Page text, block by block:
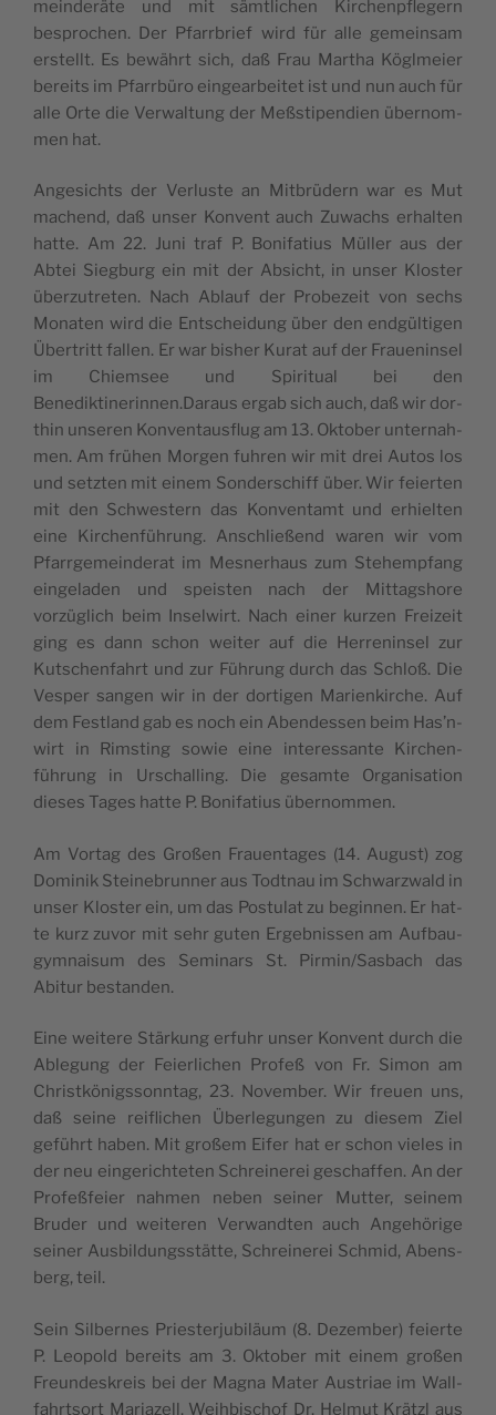
mein­deräte und mit sämtlichen Kirchenpflegern
besprochen. Der Pfar­rbrief wird für alle gemein­sam
erstellt. Es bewährt sich, daß Frau Martha Köglmeier
bere­its im Pfar­rbüro eingear­beit­et ist und nun auch für
alle Orte die Ver­wal­tung der Meßstipen­di­en über­nom­
men hat.
Angesichts der Ver­luste an Mit­brüdern war es Mut
machend, daß unser Kon­vent auch Zuwachs erhal­ten
hat­te. Am 22. Juni traf P. Boni­fatius Müller aus der
Abtei Sieg­burg ein mit der Absicht, in unser Kloster
überzutreten. Nach Ablauf der Probezeit von sechs
Monat­en wird die Entschei­dung über den endgülti­gen
Über­tritt fall­en. Er war bish­er Kurat auf der Frauenin­sel
im Chiem­see und Spir­i­tu­al bei den
Benediktinerinnen.Daraus ergab sich auch, daß wir dor­
thin unseren Kon­ven­taus­flug am 13. Okto­ber unter­nah­
men. Am frühen Mor­gen fuhren wir mit drei Autos los
und set­zten mit einem Son­der­schiff über. Wir feierten
mit den Schwest­ern das Kon­ven­tamt und erhiel­ten
eine Kirchen­führung. Anschließend waren wir vom
Pfar­rge­mein­der­at im Mes­ner­haus zum Ste­hemp­fang
ein­ge­laden und speis­ten nach der Mit­tagshore
vorzüglich beim Insel­wirt. Nach ein­er kurzen Freizeit
ging es dann schon weit­er auf die Her­renin­sel zur
Kutschen­fahrt und zur Führung durch das Schloß. Die
Ves­per san­gen wir in der dor­ti­gen Marienkirche. Auf
dem Fes­t­land gab es noch ein Aben­dessen beim Has’n­
wirt in Rim­st­ing sowie eine inter­es­sante Kirchen­
führung in Urschalling. Die gesamte Organ­i­sa­tion
dieses Tages hat­te P. Boni­fatius übernommen.
Am Vortag des Großen Frauen­t­ages (14. August) zog
Dominik Steine­brun­ner aus Todt­nau im Schwarzwald in
unser Kloster ein, um das Pos­tu­lat zu begin­nen. Er hat­
te kurz zuvor mit sehr guten Ergeb­nis­sen am Auf­bau­
gym­naisum des Sem­i­nars St. Pirmin/Sasbach das
Abitur bestanden.
Eine weit­ere Stärkung erfuhr unser Kon­vent durch die
Able­gung der Feier­lichen Pro­feß von Fr. Simon am
Christkönigsson­ntag, 23. Novem­ber. Wir freuen uns,
daß seine rei­flichen Über­legun­gen zu diesem Ziel
geführt haben. Mit großem Eifer hat er schon vieles in
der neu ein­gerichteten Schreinerei geschaf­fen. An der
Pro­feßfeier nah­men neben sein­er Mut­ter, seinem
Brud­er und weit­eren Ver­wandten auch Ange­hörige
sein­er Aus­bil­dungsstätte, Schreinerei Schmid, Abens­
berg, teil.
Sein Sil­bernes Priester­ju­biläum (8. Dezem­ber) feierte
P. Leopold bere­its am 3. Okto­ber mit einem großen
Fre­un­deskreis bei der Magna Mater Aus­tri­ae im Wall­
fahrt­sort Mari­azell. Wei­h­bischof Dr. Hel­mut Krät­zl aus